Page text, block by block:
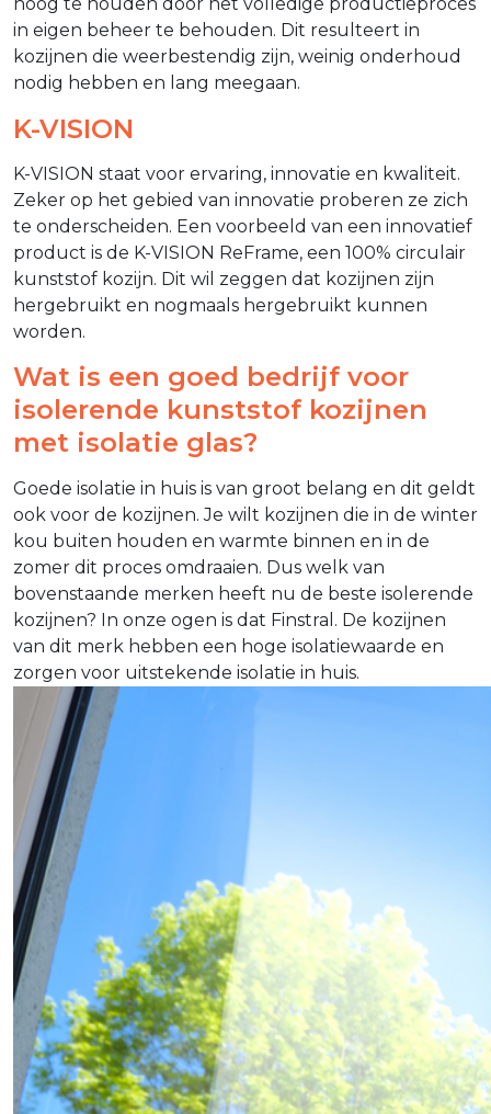
in eigen beheer te behouden. Dit resulteert in
kozijnen die weerbestendig zijn, weinig onderhoud
nodig hebben en lang meegaan.
K-VISION
K-VISION staat voor ervaring, innovatie en kwaliteit.
Zeker op het gebied van innovatie proberen ze zich
te onderscheiden. Een voorbeeld van een innovatief
product is de K-VISION ReFrame, een 100% circulair
kunststof kozijn. Dit wil zeggen dat kozijnen zijn
hergebruikt en nogmaals hergebruikt kunnen
worden.
Wat is een goed bedrijf voor
isolerende kunststof kozijnen
met isolatie glas?
Goede isolatie in huis is van groot belang en dit geldt
ook voor de kozijnen. Je wilt kozijnen die in de winter
kou buiten houden en warmte binnen en in de
zomer dit proces omdraaien. Dus welk van
bovenstaande merken heeft nu de beste isolerende
kozijnen? In onze ogen is dat Finstral. De kozijnen
van dit merk hebben een hoge isolatiewaarde en
zorgen voor uitstekende isolatie in huis.